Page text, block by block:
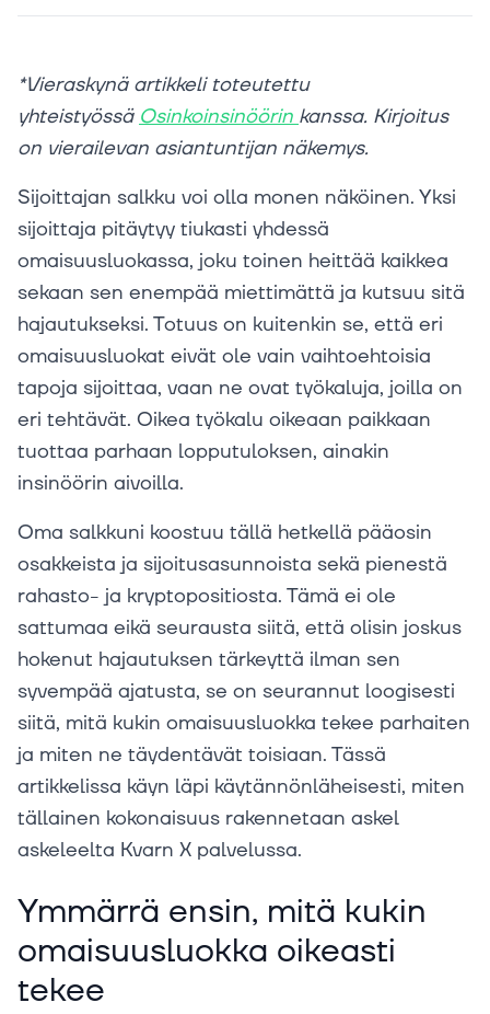
*Vieraskynä artikkeli toteutettu
yhteistyössäOsinkoinsinöörinkanssa. Kirjoitus
on vierailevan asiantuntijan näkemys.
Sijoittajan salkku voi olla monen näköinen. Yksi
sijoittaja pitäytyy tiukasti yhdessä
omaisuusluokassa, joku toinen heittää kaikkea
sekaan sen enempää miettimättä ja kutsuu sitä
hajautukseksi. Totuus on kuitenkin se, että eri
omaisuusluokat eivät ole vain vaihtoehtoisia
tapoja sijoittaa, vaan ne ovat työkaluja, joilla on
eri tehtävät. Oikea työkalu oikeaan paikkaan
tuottaa parhaan lopputuloksen, ainakin
insinöörin aivoilla.
Oma salkkuni koostuu tällä hetkellä pääosin
osakkeista ja sijoitusasunnoista sekä pienestä
rahasto- ja kryptopositiosta. Tämä ei ole
sattumaa eikä seurausta siitä, että olisin joskus
hokenut hajautuksen tärkeyttä ilman sen
syvempää ajatusta, se on seurannut loogisesti
siitä, mitä kukin omaisuusluokka tekee parhaiten
ja miten ne täydentävät toisiaan. Tässä
artikkelissa käyn läpi käytännönläheisesti, miten
tällainen kokonaisuus rakennetaan askel
askeleelta Kvarn X palvelussa.
Ymmärrä ensin, mitä kukin
omaisuusluokka oikeasti
tekee